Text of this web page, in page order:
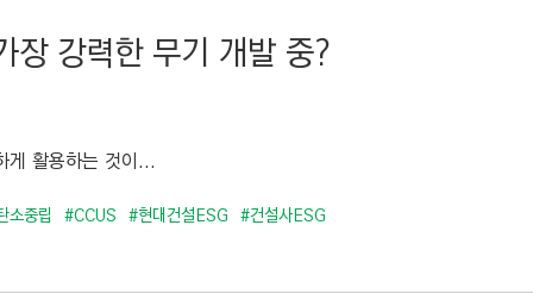
장 강력한 무기 개발 중?
게 활용하는 것이...
소중립 #CCUS #현대건설ESG #건설사ESG